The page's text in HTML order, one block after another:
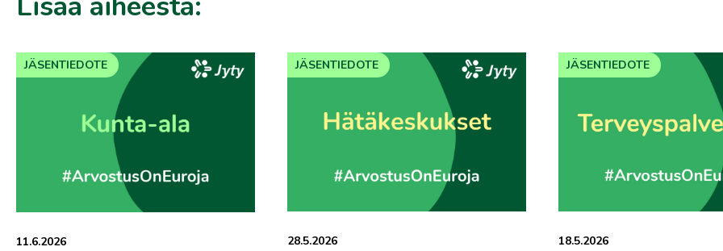
11.6.2026
JÄSENTIEDOTE
28.5.2026
JÄSENTIEDOTE
18.5.2026
JÄSENTIEDOTE